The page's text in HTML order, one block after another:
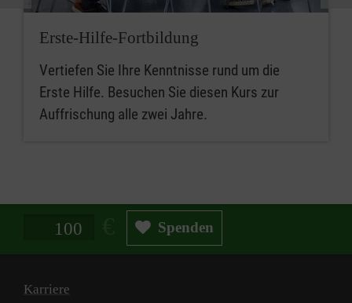
Erste-Hilfe-Fortbildung
Vertiefen Sie Ihre Kenntnisse rund um die
Erste Hilfe. Besuchen Sie diesen Kurs zur
Auffrischung alle zwei Jahre.
Spendenbetrag in Euro Spenden
Karriere